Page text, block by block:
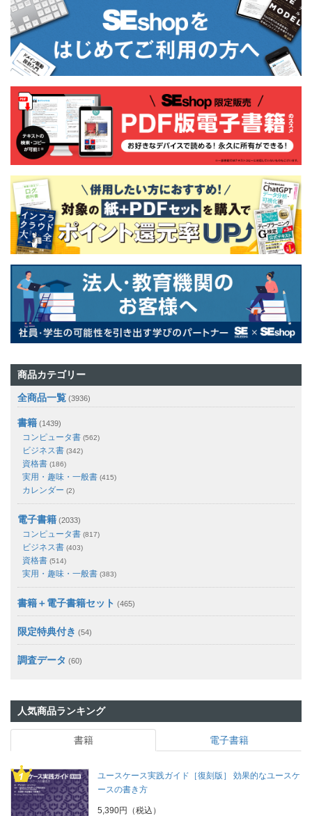
商品カテゴリー
全商品一覧 (3936)
書籍 (1439)
コンピュータ書 (562)
ビジネス書 (342)
資格書 (186)
実用・趣味・一般書 (415)
カレンダー (2)
電子書籍 (2033)
コンピュータ書 (817)
ビジネス書 (403)
資格書 (514)
実用・趣味・一般書 (383)
書籍＋電子書籍セット (465)
限定特典付き (54)
調査データ (60)
人気商品ランキング
書籍 電子書籍
ユースケース実践ガイド［復刻版］ 効果的なユースケ
ースの書き方
5,390円（税込）